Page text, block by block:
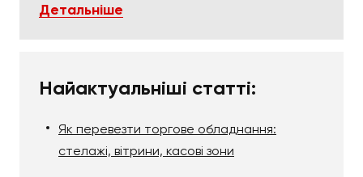
Детальніше
Найактуальніші статті:
Як перевезти торгове обладнання:
стелажі, вітрини, касові зони